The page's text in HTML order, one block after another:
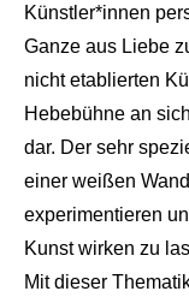
Künstler*innen
Ganze aus Liebe
nicht etablierten
Hebebühne an
dar. Der sehr
einer weißen
experimentieren
Kunst wirken zu
Mit dieser